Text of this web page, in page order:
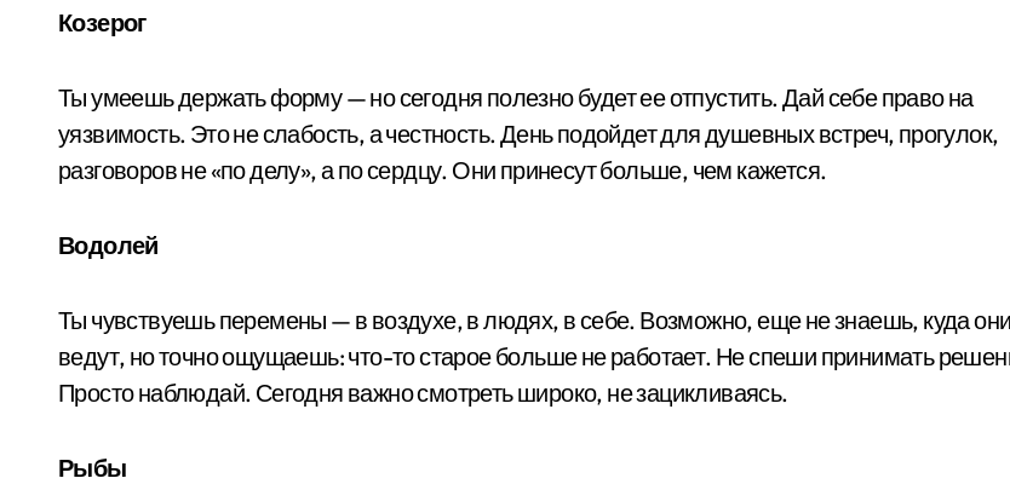
Козерог
Ты умеешь держать форму — но сегодня полезно будет ее отпустить. Дай себе право на
уязвимость. Это не слабость, а честность. День подойдет для душевных встреч, прогулок,
разговоров не «по делу», а по сердцу. Они принесут больше, чем кажется.
Водолей
Ты чувствуешь перемены — в воздухе, в людях, в себе. Возможно, еще не знаешь, куда они
ведут, но точно ощущаешь: что-то старое больше не работает. Не спеши принимать
Просто наблюдай. Сегодня важно смотреть широко, не зацикливаясь.
Рыбы